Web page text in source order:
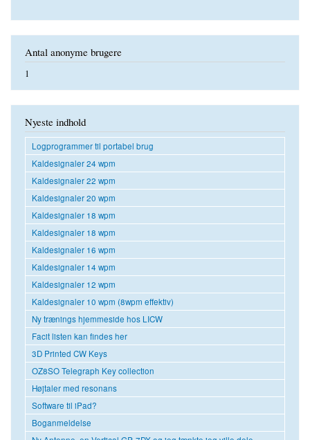
Antal anonyme brugere
1
Nyeste indhold
Logprogrammer til portabel brug
Kaldesignaler 24 wpm
Kaldesignaler 22 wpm
Kaldesignaler 20 wpm
Kaldesignaler 18 wpm
Kaldesignaler 18 wpm
Kaldesignaler 16 wpm
Kaldesignaler 14 wpm
Kaldesignaler 12 wpm
Kaldesignaler 10 wpm (8wpm effektiv)
Ny trænings hjemmeside hos LICW
Facit listen kan findes her
3D Printed CW Keys
OZ8SO Telegraph Key collection
Højtaler med resonans
Software til iPad?
Boganmeldelse